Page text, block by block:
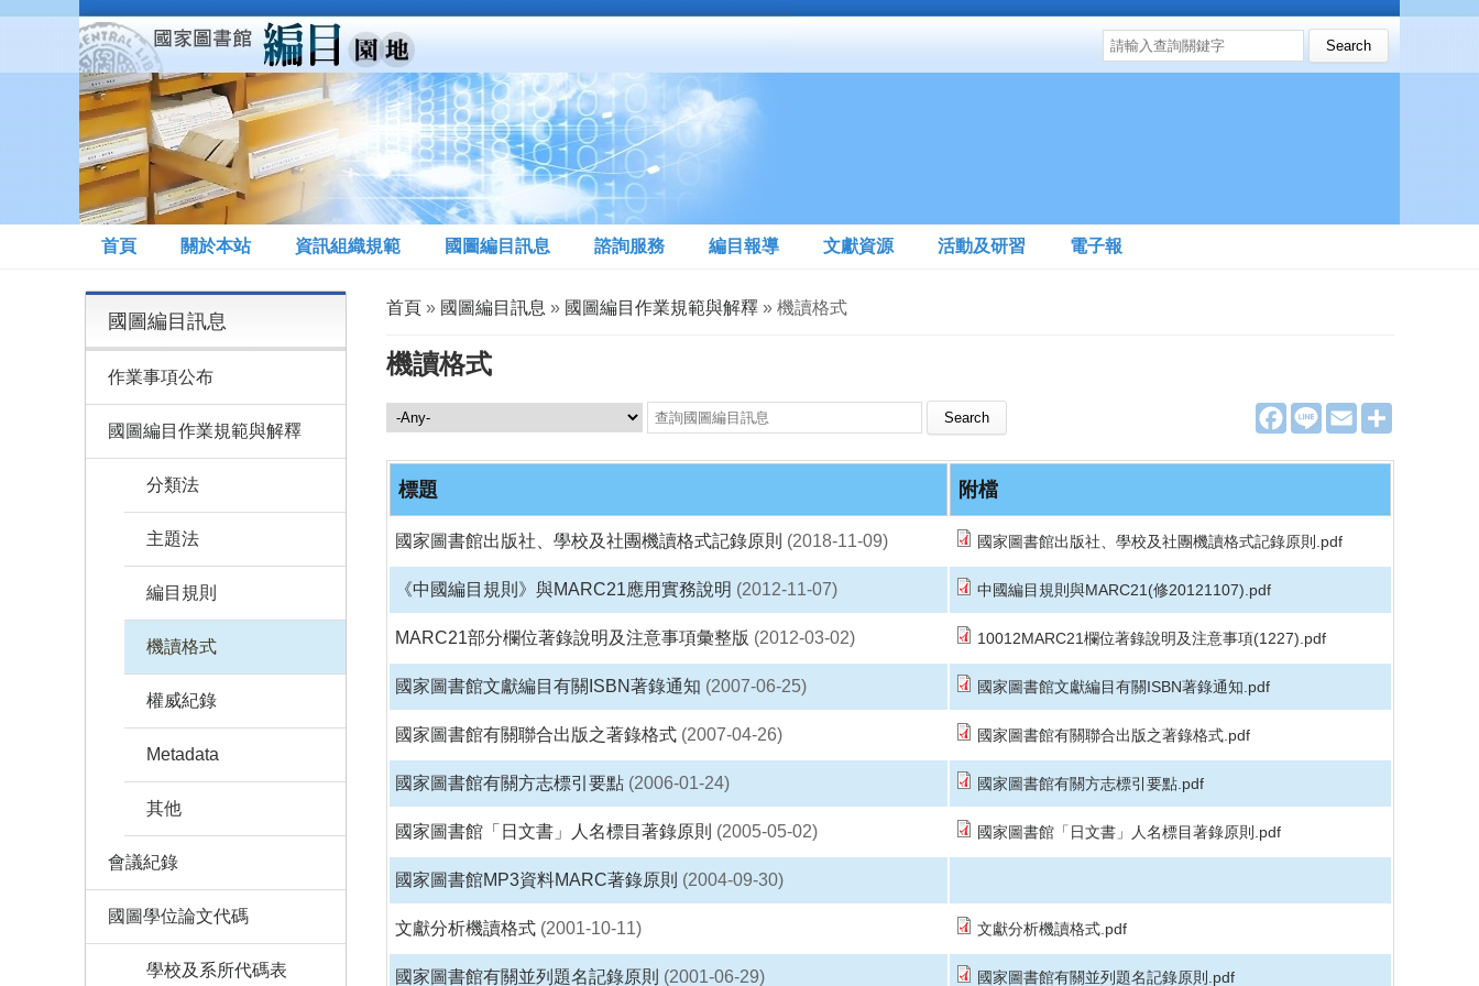
移至主內容
搜尋表單
Search this site
首頁 關於本站 資訊組織規範 國圖編目訊息 諮詢服務 編目報導 文獻資源 活動及研習 電子報
您在這裡
首頁» 國圖編目訊息 » 國圖編目作業規範與解釋» 機讀格式
機讀格式
F
a
e
o
k
L
e
E
m
i
國圖編目訊息 Search this site
標題 附檔
國家圖書館出版社、學校及社團機讀格式記錄原則 (2018-11-09) 國家圖書館出版社、學校及社團機讀格式記錄原則.pdf
《中國編目規則》與MARC21應用實務說明 (2012-11-07) 中國編目規則與MARC21(修20121107).pdf
MARC21部分欄位著錄說明及注意事項彙整版 (2012-03-02) 10012MARC21欄位著錄說明及注意事項(1227).pdf
國家圖書館文獻編目有關ISBN著錄通知 (2007-06-25) 國家圖書館文獻編目有關ISBN著錄通知.pdf
國家圖書館有關聯合出版之著錄格式(2007-04-26) 國家圖書館有關聯合出版之著錄格式.pdf
國家圖書館有關方志標引要點(2006-01-24) 國家圖書館有關方志標引要點.pdf
國家圖書館「日文書」人名標目著錄原則 (2005-05-02) 國家圖書館「日文書」人名標目著錄原則.pdf
國家圖書館MP3資料MARC著錄原則 (2004-09-30)
文獻分析機讀格式(2001-10-11) 文獻分析機讀格式.pdf
國家圖書館有關並列題名記錄原則 (2001-06-29) 國家圖書館有關並列題名記錄原則.pdf
國圖編目訊息
作業事項公布
國圖編目作業規範與解釋
分類法
主題法
編目規則
機讀格式
權威紀錄
Metadata
其他
會議紀錄
國圖學位論文代碼
學校及系所代碼表